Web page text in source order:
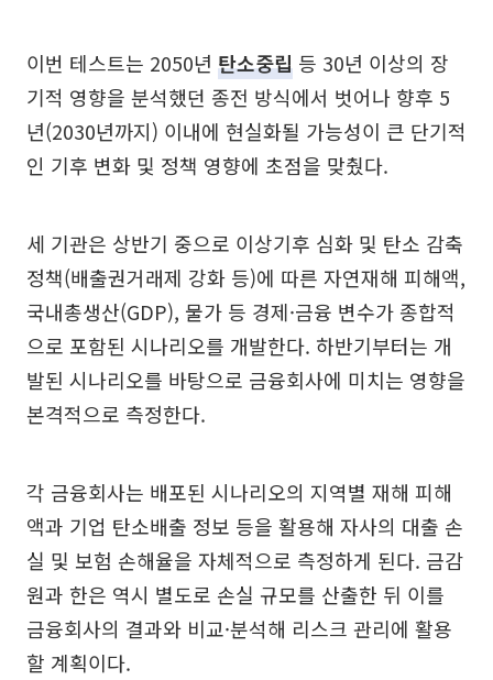
이번 테스트는 2050년 탄소중립 등 30년 이상의 장
기적 영향을 분석했던 종전 방식에서 벗어나 향후 5
년(2030년까지) 이내에 현실화될 가능성이 큰 단기적
인 기후 변화 및 정책 영향에 초점을 맞췄다.
세 기관은 상반기 중으로 이상기후 심화 및 탄소 감축
정책(배출권거래제 강화 등)에 따른 자연재해 피해액,
국내총생산(GDP), 물가 등 경제·금융 변수가 종합적
으로 포함된 시나리오를 개발한다. 하반기부터는 개
발된 시나리오를 바탕으로 금융회사에 미치는 영향을
본격적으로 측정한다.
각 금융회사는 배포된 시나리오의 지역별 재해 피해
액과 기업 탄소배출 정보 등을 활용해 자사의 대출 손
실 및 보험 손해율을 자체적으로 측정하게 된다. 금감
원과 한은 역시 별도로 손실 규모를 산출한 뒤 이를
금융회사의 결과와 비교·분석해 리스크 관리에 활용
할 계획이다.